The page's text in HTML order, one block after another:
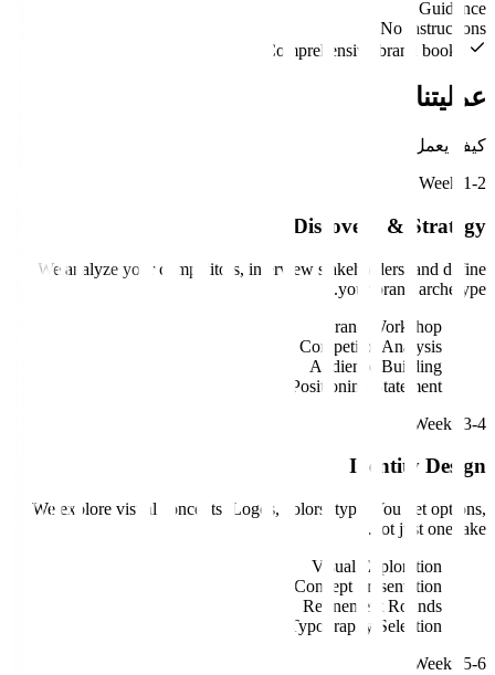
Guidance
No instructions
Comprehensive brand books
عمليتنا
كيف يعمل
Week 1-2
Discovery & Strategy
We analyze your competitors, interview stakeholders, and define
your brand archetype.
Brand Workshop
Competitor Analysis
Audience Building
Positioning Statement
Weeks 3-4
Identity Design
We explore visual concepts. Logos, colors, type. You get options,
not just one take.
Visual Exploration
Concept Presentation
Refinement Rounds
Typography Selection
Weeks 5-6